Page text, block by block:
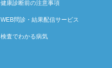
健康診断前の注意事項
WEB問診・結果配信サービス
検査でわかる病気